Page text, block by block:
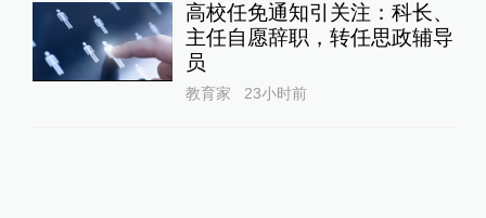
高校任免通知引关注：科长、
主任自愿辞职，转任思政辅导
员
教育家 23小时前